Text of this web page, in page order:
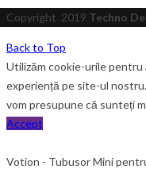
Copyright 2019 Techno
Back to Top
Utilizăm cookie-urile pentru
experiență pe site-ul
vom presupune că sunteți
Accept
Votion - Tubusor Mini